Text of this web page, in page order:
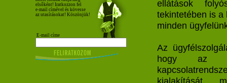
elsőként! Iratkozzon fel
e-mail címével és kövesse
az utasításokat! Köszönjük!
E-mail címe
ellátások
tekintetében is a
minden
Az
hogy az
kialakítását,